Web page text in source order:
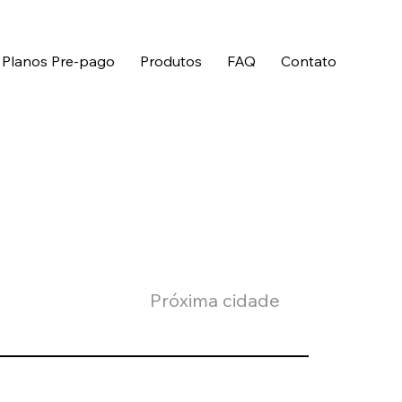
Pre-pago Produtos FAQ Contato
Próxima cidade